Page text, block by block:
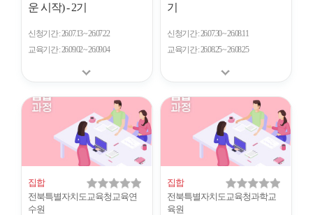
운 시작) - 2기
신청기간 26.07.13 ~ 26.07.22
교육기간 26.09.02 ~ 26.09.04
기
신청기간 26.07.30 ~ 26.08.11
교육기간 26.08.25 ~ 26.08.25
집합
전북특별자치도교육청교육연
수원
집합
전북특별자치도교육청과학교
육원